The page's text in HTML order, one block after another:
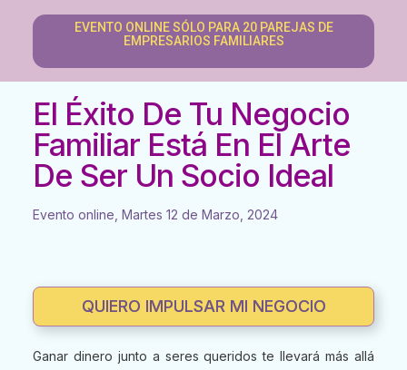
EVENTO ONLINE SÓLO PARA 20 PAREJAS DE
EMPRESARIOS FAMILIARES
El Éxito De Tu Negocio
Familiar Está En El Arte
De Ser Un Socio Ideal
Evento online, Martes 12 de Marzo, 2024
QUIERO IMPULSAR MI NEGOCIO
Ganar dinero junto a seres queridos te llevará más allá